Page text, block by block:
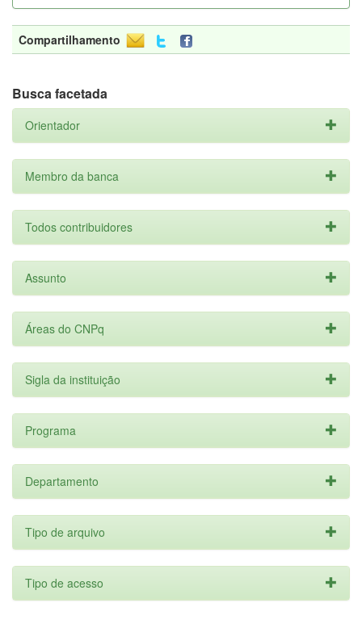
Compartilhamento
Busca facetada
Orientador
Membro da banca
Todos contribuidores
Assunto
Áreas do CNPq
Sigla da instituição
Programa
Departamento
Tipo de arquivo
Tipo de acesso